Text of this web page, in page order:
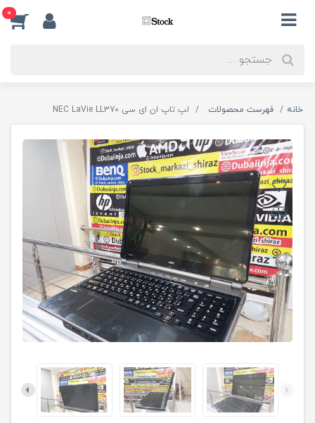
0
خانه فهرست محصولات لپ تاپ ان ای سی NEC LaVie LL370